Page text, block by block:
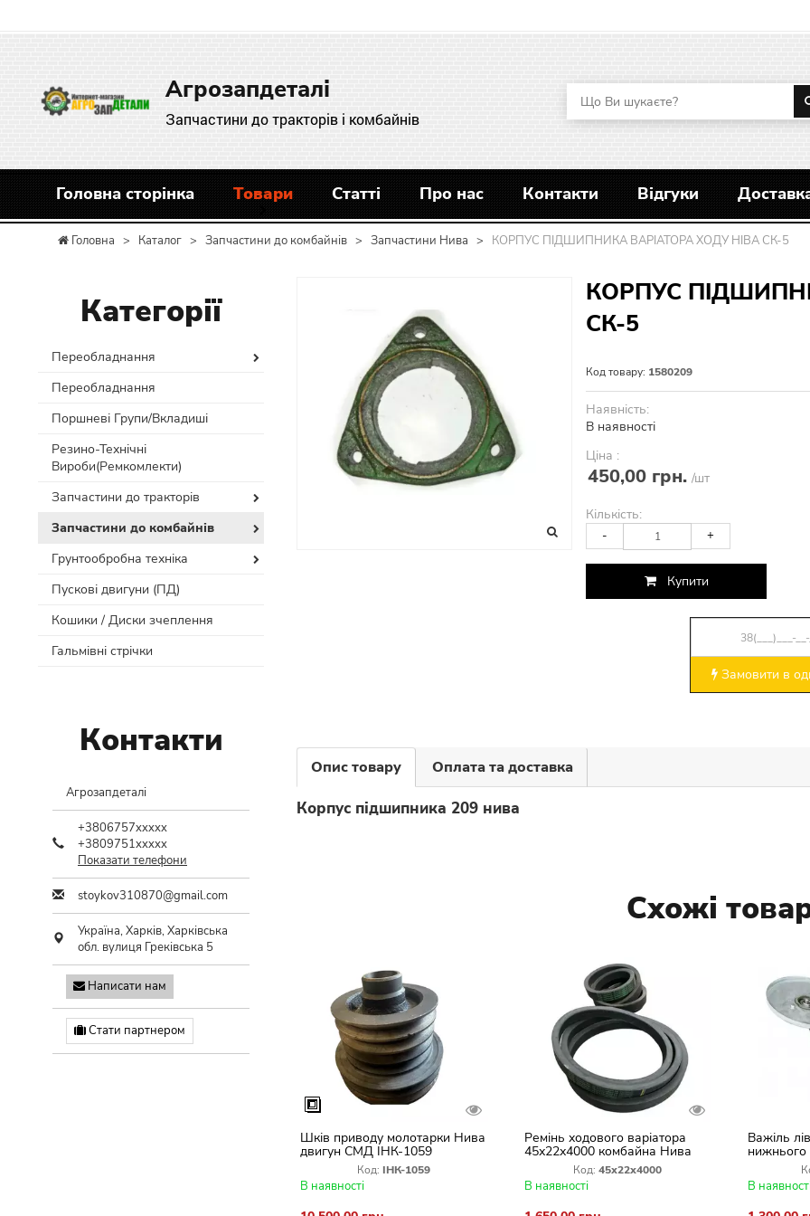
Агрозапдеталі
Запчастини до тракторів і комбайнів
Головна сторінка Товари Статті Про нас Контакти Відгуки
Головна > Каталог > Запчастини до комбайнів > Запчастини Нива > КОРПУС ПІДШИПНИКА ВАРІАТОРА ХОДУ НІВА СК-5
КОРПУС
СК-5
Код товару: 1580209
Наявність:
В наявності
Ціна :
450,00 грн. /шт
Кількість:
- +
Купити
Замовити в
Опис товару Оплата та доставка
Корпус підшипника 209 нива
Схожі
Шків приводу молотарки Нива
двигун СМД ІНК-1059
Код: ІНК-1059
В наявності
Ремінь ходового варіатора
45х22х4000 комбайна Нива
СК-5М Германия
Код: 45х22х4000
В наявності
Важіль
нижнього
В
Категорії
Переобладнання
Переобладнання
Поршневі Групи/Вкладиші
Резино-Технічні
Вироби(Ремкомлекти)
Запчастини до тракторів
Запчастини до комбайнів
Грунтообробна техніка
Пускові двигуни (ПД)
Кошики / Диски зчеплення
Гальмівні стрічки
Контакти
Агрозапдеталі
+3806757xxxxx
+3809751xxxxx
Показати телефони
stoykov310870@gmail.com
Україна,Харків,Харківська
обл. вулиця Греківська 5
Написати нам
Стати партнером